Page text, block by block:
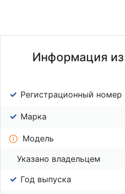
Информация
Регистрационный номер
Марка
Модель
Указано владельцем
Год выпуска